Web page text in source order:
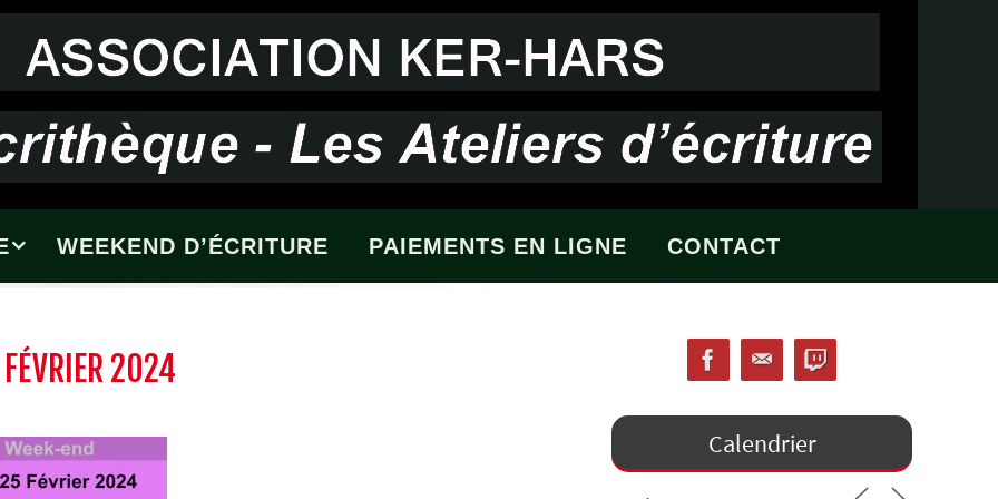
WEEKEND D’ÉCRITURE PAIEMENTS EN LIGNE CONTACT
FÉVRIER 2024
Calendrier